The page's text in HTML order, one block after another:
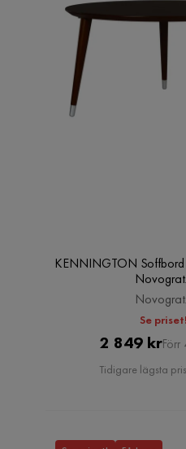
KENNINGTON Soffbord
Se priset!
Pris
2 849 kr
Pris
Förr
Tidigare lägsta